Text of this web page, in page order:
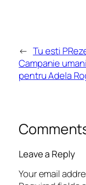
← Tu esti
Campanie
pentru Adela
Leave a Reply
Your email